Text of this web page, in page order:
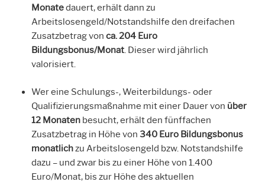
Monatedauert, erhält dann zu
Arbeitslosengeld/Notstandshilfe den dreifachen
Zusatzbetrag von ca. 204 Euro
Bildungsbonus/Monat. Dieser wird jährlich
valorisiert.
Wer eine Schulungs-, Weiterbildungs- oder
Qualifizierungsmaßnahme mit einer Dauer von über
12 Monatenbesucht, erhält den fünffachen
Zusatzbetrag in Höhe von 340 Euro Bildungsbonus
monatlichzu Arbeitslosengeld bzw. Notstandshilfe
dazu – und zwar bis zu einer Höhe von 1.400
Euro/Monat, bis zur Höhe des aktuellen